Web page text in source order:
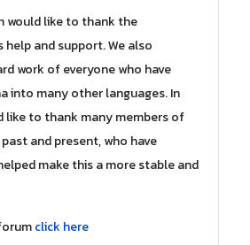
would like to thank the
help and support. We also
work of everyone who have
into many other languages. In
like to thank many members of
past and present, who have
make this a more stable and
click here